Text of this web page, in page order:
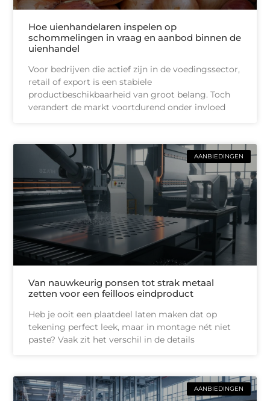
Hoe uienhandelaren inspelen op
schommelingen in vraag en aanbod binnen de
uienhandel
Voor bedrijven die actief zijn in de voedingssector,
retail of export is een stabiele
productbeschikbaarheid van groot belang. Toch
verandert de markt voortdurend onder invloed
AANBIEDINGEN
Van nauwkeurig ponsen tot strak metaal
zetten voor een feilloos eindproduct
Heb je ooit een plaatdeel laten maken dat op
tekening perfect leek, maar in montage nét niet
paste? Vaak zit het verschil in de details
AANBIEDINGEN